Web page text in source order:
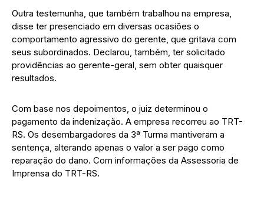
Outra testemunha, que também trabalhou na empresa,
disse ter presenciado em diversas ocasiões o
comportamento agressivo do gerente, que gritava com
seus subordinados. Declarou, também, ter solicitado
providências ao gerente-geral, sem obter quaisquer
resultados.
Com base nos depoimentos, o juiz determinou o
pagamento da indenização. A empresa recorreu ao TRT-
RS. Os desembargadores da 3ª Turma mantiveram a
sentença, alterando apenas o valor a ser pago como
reparação do dano. Com informações da Assessoria de
Imprensa do TRT-RS.